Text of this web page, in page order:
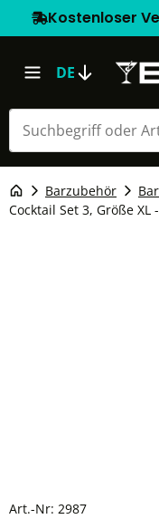
Kostenloser
DE
Barzubehör
Cocktail Set 3, Größe XL
Art.-Nr: 2987